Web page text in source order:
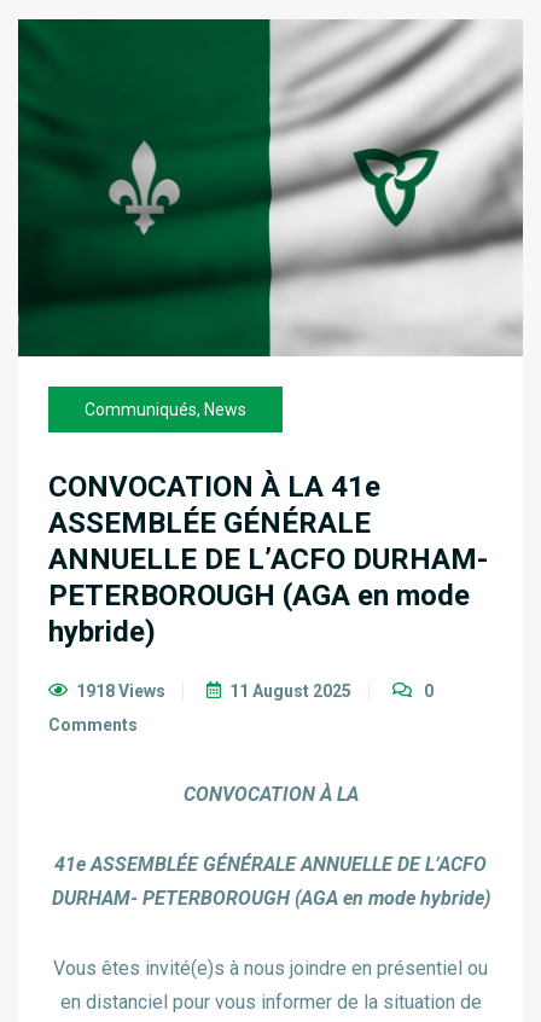
Communiqués, News
CONVOCATION À LA 41e
ASSEMBLÉE GÉNÉRALE
ANNUELLE DE L’ACFO DURHAM-
PETERBOROUGH (AGA en mode
hybride)
1918 Views 11 August 2025
0
Comments
CONVOCATION À LA
41e ASSEMBLÉE GÉNÉRALE ANNUELLE DE L’ACFO
DURHAM- PETERBOROUGH (AGA en mode hybride)
Vous êtes invité(e)s à nous joindre en présentiel ou
en distanciel pour vous informer de la situation de